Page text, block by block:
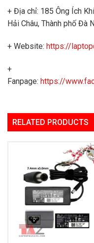
+ Địa chỉ: 185 Ông Ích
Hải Châu, Thành phố Đà
+ Website: https://
+
Fanpage: https://
RELATED PRODUCTS
Add